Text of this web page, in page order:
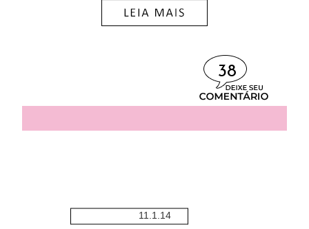
38
11.1.14